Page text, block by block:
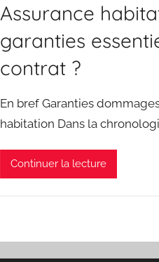
Assurance
garanties
contrat ?
En bref Garanties
habitation Dans la
Continuer la lecture